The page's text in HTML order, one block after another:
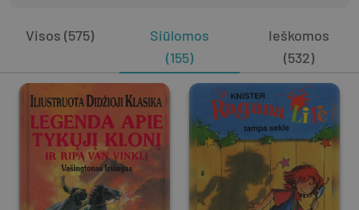
Visos (575)
Siūlomos
(155)
Ieškomos
(532)